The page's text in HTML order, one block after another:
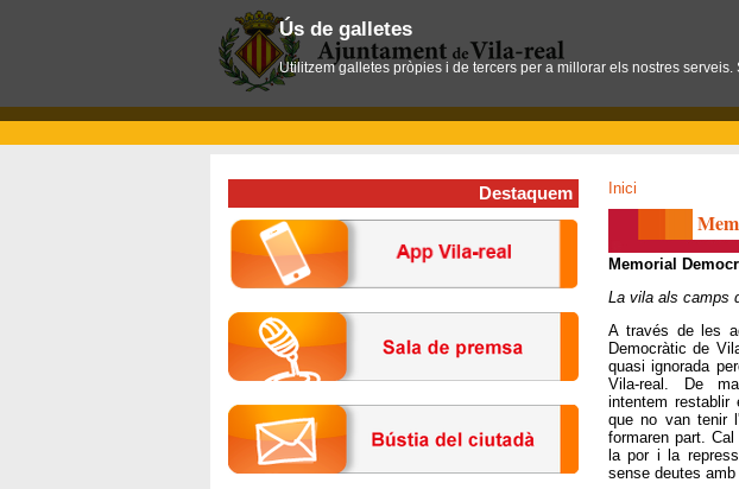
Inici
Memorial
La vila als camps
A través de les
Democràtic de
quasi ignorada
Vila-real. De
intentem restablir
que no van tenir
formaren part.
la por i la
sense deutes
Destaquem
Ús de galletes
Utilitzem galletes pròpies i de tercers per a millorar els nostres serveis.